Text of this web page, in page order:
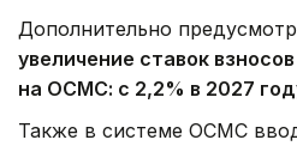
Дополнительно
увеличение ставок
на ОСМС: с 2,2% в 2027
Также в системе ОСМС